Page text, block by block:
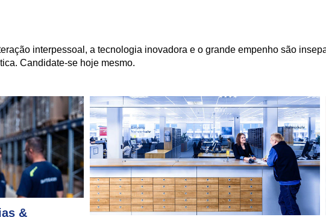
interpessoal, a tecnologia inovadora e o grande empenho são
Candidate-se hoje mesmo.
&